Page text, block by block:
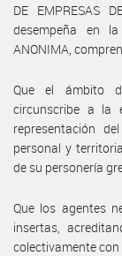
DE EMPRESAS
desempeña en la
ANONIMA,
Que el ámbito
circunscribe a la
representación
personal y
de su personería
Que los agentes
insertas,
colectivamente